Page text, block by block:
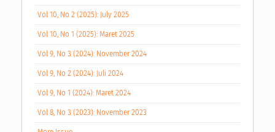
Vol 10, No 2 (2025): July 2025
Vol 10, No 1 (2025): Maret 2025
Vol 9, No 3 (2024): November 2024
Vol 9, No 2 (2024): Juli 2024
Vol 9, No 1 (2024): Maret 2024
Vol 8, No 3 (2023): November 2023